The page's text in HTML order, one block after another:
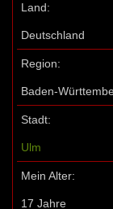
Land:
Deutschland
Region:
Baden-
Stadt:
Ulm
Mein Alter:
17 Jahre